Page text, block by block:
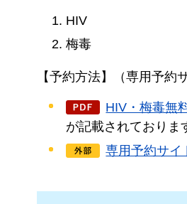
HIV
梅毒
【予約方法】（専用予約
HIV・梅毒無
が記載されておりま
専用予約サイ